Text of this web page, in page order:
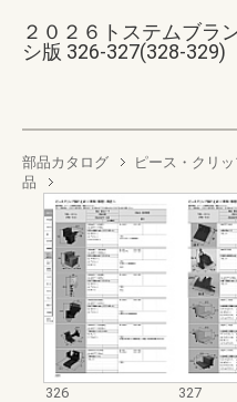
２０２６トステムブラ
シ版 326-327(328-329)
部品カタログ ピース・クリ
品
326
327